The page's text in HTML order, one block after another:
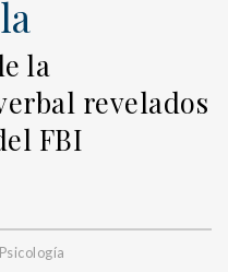
la
revelados
FBI
Psicología